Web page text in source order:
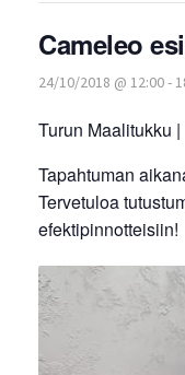
Cameleo
24/10/2018 @ 12:00-
Turun Maalitukku
Tapahtuman
Tervetuloa
efektipinnotteisiin!